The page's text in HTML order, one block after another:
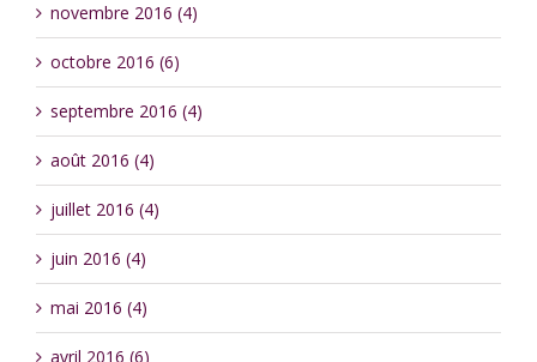
novembre 2016 (4)
octobre 2016 (6)
septembre 2016 (4)
août 2016 (4)
juillet 2016 (4)
juin 2016 (4)
mai 2016 (4)
avril 2016 (6)